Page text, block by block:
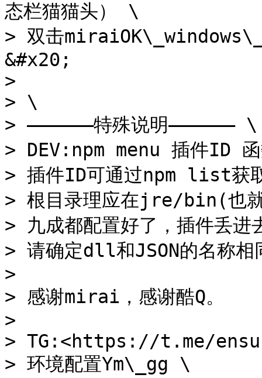
态栏猫猫头） \
> 双击
&#x20;
>
> \
> ——————特殊说明—————— \
> DEV:npm menu 插件ID
> 插件ID可通过npm list获
> 根目录理应在jre/bin(也
> 九成都配置好了，插件丢
> 请确定dll和JSON的名称相
>
> 感谢mirai，感谢酷Q。
>
> TG:<https://t.me/
> 环境配置Ym\_gg \